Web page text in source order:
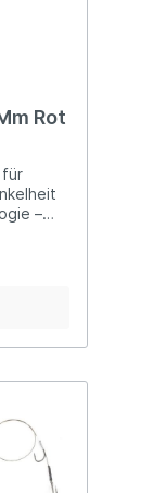
Rot
für
–